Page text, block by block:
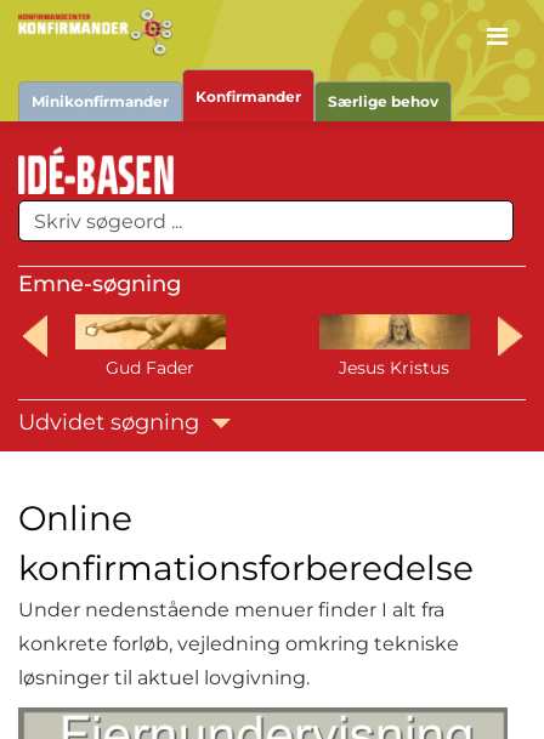
Minikonfirmander Konfirmander Særlige behov
Emne-søgning
Gud Fader Jesus Kristus
Udvidet søgning
Online
konfirmationsforberedelse
Under nedenstående menuer finder I alt fra
konkrete forløb, vejledning omkring tekniske
løsninger til aktuel lovgivning.